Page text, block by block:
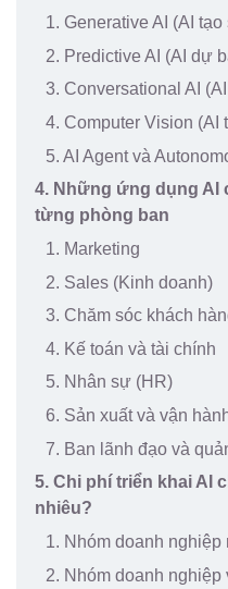
1. Generative AI (AI tạo
2. Predictive AI (AI dự
3. Conversational AI
4. Computer Vision (AI
5. AI Agent và
4. Những ứng dụng AI
từng phòng ban
1. Marketing
2. Sales (Kinh doanh)
3. Chăm sóc khách
4. Kế toán và tài chính
5. Nhân sự (HR)
6. Sản xuất và vận
7. Ban lãnh đạo và
5. Chi phí triển khai AI
nhiêu?
1. Nhóm doanh nghiệp
2. Nhóm doanh nghiệp